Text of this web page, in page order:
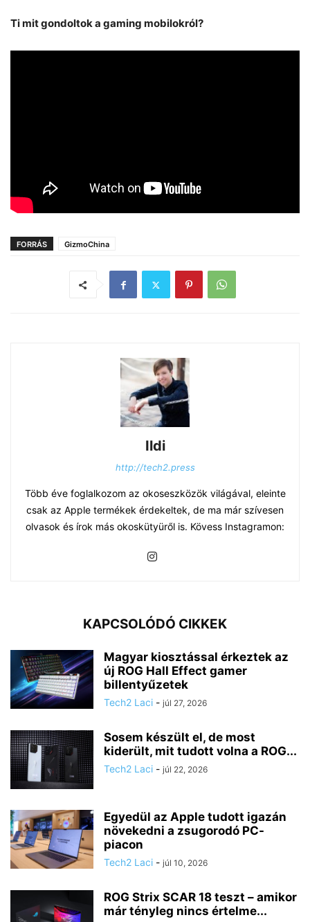
Ti mit gondoltok a gaming mobilokról?
FORRÁS GizmoChina
Ildi
http://tech2.press
Több éve foglalkozom az okoseszközök világával, eleinte
csak az Apple termékek érdekeltek, de ma már szívesen
olvasok és írok más okoskütyüről is. Kövess Instagramon:
KAPCSOLÓDÓ CIKKEK
Magyar kiosztással érkeztek az
új ROG Hall Effect gamer
billentyűzetek
Tech2 Laci - júl 27, 2026
Sosem készült el, de most
kiderült, mit tudott volna a ROG...
Tech2 Laci - júl 22, 2026
Egyedül az Apple tudott igazán
növekedni a zsugorodó PC-
piacon
Tech2 Laci - júl 10, 2026
ROG Strix SCAR 18 teszt – amikor
már tényleg nincs értelme...